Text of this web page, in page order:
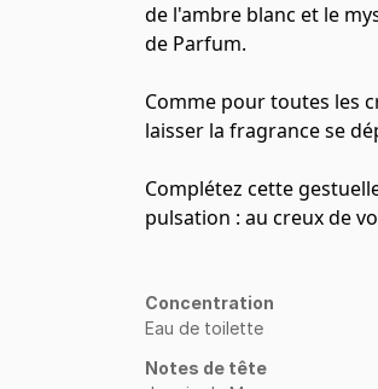
de l'ambre blanc et le
de Parfum.
Comme pour toutes les
laisser la fragrance se
Complétez cette
pulsation : au creux de
Concentration
Eau de toilette
Notes de tête